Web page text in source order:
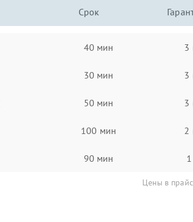
Срок
40 мин 3
30 мин 3
50 мин 3
100 мин 2
90 мин
Цены в